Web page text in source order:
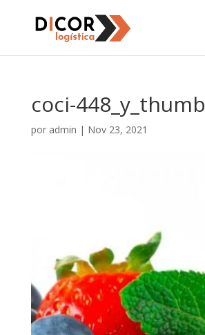
coci-448_y_thumb
por admin | Nov 23, 2021